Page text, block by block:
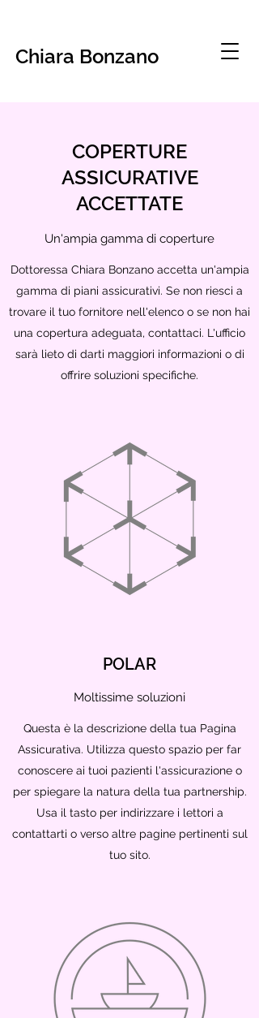
Chiara Bonzano
COPERTURE
ASSICURATIVE
ACCETTATE
Un'ampia gamma di coperture
Dottoressa Chiara Bonzano accetta un'ampia
gamma di piani assicurativi. Se non riesci a
trovare il tuo fornitore nell'elenco o se non hai
una copertura adeguata, contattaci. L'ufficio
sarà lieto di darti maggiori informazioni o di
offrire soluzioni specifiche.
POLAR
Moltissime soluzioni
Questa è la descrizione della tua Pagina
Assicurativa. Utilizza questo spazio per far
conoscere ai tuoi pazienti l'assicurazione o
per spiegare la natura della tua partnership.
Usa il tasto per indirizzare i lettori a
contattarti o verso altre pagine pertinenti sul
tuo sito.